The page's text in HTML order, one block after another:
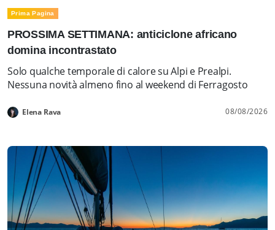
Prima Pagina
PROSSIMA SETTIMANA: anticiclone africano
domina incontrastato
Solo qualche temporale di calore su Alpi e Prealpi.
Nessuna novità almeno fino al weekend di Ferragosto
Elena Rava 08/08/2026